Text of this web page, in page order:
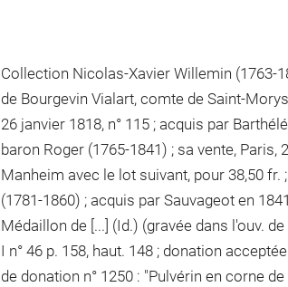
Collection Nicolas-Xavier Willemin (1763-
de Bourgevin Vialart, comte de Saint-
26 janvier 1818, n° 115 ; acquis par
baron Roger (1765-1841) ; sa vente, Paris,
Manheim avec le lot suivant, pour 38,50
(1781-1860) ; acquis par Sauvageot en
Médaillon de [...] (Id.) (gravée dans l'ouv.
I n° 46 p. 158, haut. 148 ; donation
de donation n° 1250 : "Pulvérin en corne